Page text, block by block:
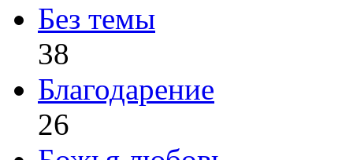
Без темы
38
Благодарение
26